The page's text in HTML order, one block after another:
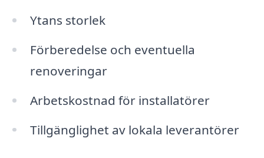
Ytans storlek
Förberedelse och eventuella
renoveringar
Arbetskostnad för installatörer
Tillgänglighet av lokala leverantörer